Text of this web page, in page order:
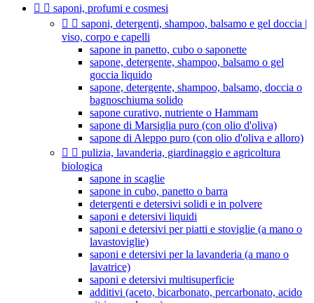
  saponi, profumi e cosmesi
  saponi, detergenti, shampoo, balsamo e gel doccia |
viso, corpo e capelli
sapone in panetto, cubo o saponette
sapone, detergente, shampoo, balsamo o gel
goccia liquido
sapone, detergente, shampoo, balsamo, doccia o
bagnoschiuma solido
sapone curativo, nutriente o Hammam
sapone di Marsiglia puro (con olio d'oliva)
sapone di Aleppo puro (con olio d'oliva e alloro)
  pulizia, lavanderia, giardinaggio e agricoltura
biologica
sapone in scaglie
sapone in cubo, panetto o barra
detergenti e detersivi solidi e in polvere
saponi e detersivi liquidi
saponi e detersivi per piatti e stoviglie (a mano o
lavastoviglie)
saponi e detersivi per la lavanderia (a mano o
lavatrice)
saponi e detersivi multisuperficie
additivi (aceto, bicarbonato, percarbonato, acido